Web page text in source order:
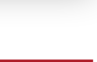
Nutzung der Dienste